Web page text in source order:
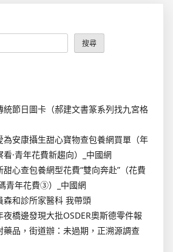
搜尋
統節日圖卡（郝建文書篆系列找九宮格
為安康攝生甜心寶物查包養網買單（年
看·青年花費新趨向）_中國網
甜心查包養網型花費“雙向奔赴”（花費
青年花費③）_中國網
森和診所家醫科 我帶頭
夜橋邊發現大批OSDER奧斯德零件報
藥品，街道辦：未過期，正溯源調查